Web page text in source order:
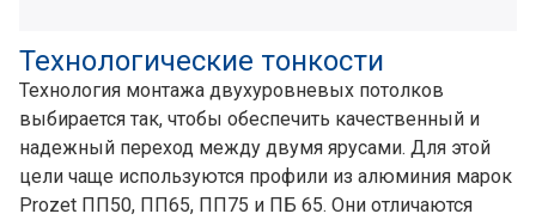
Технологические тонкости
Технология монтажа двухуровневых потолков
выбирается так, чтобы обеспечить качественный и
надежный переход между двумя ярусами. Для этой
цели чаще ⁠используются профили из алюминия марок
Prozet ПП50, ПП65, ПП75 и ПБ 65. Они отличаются